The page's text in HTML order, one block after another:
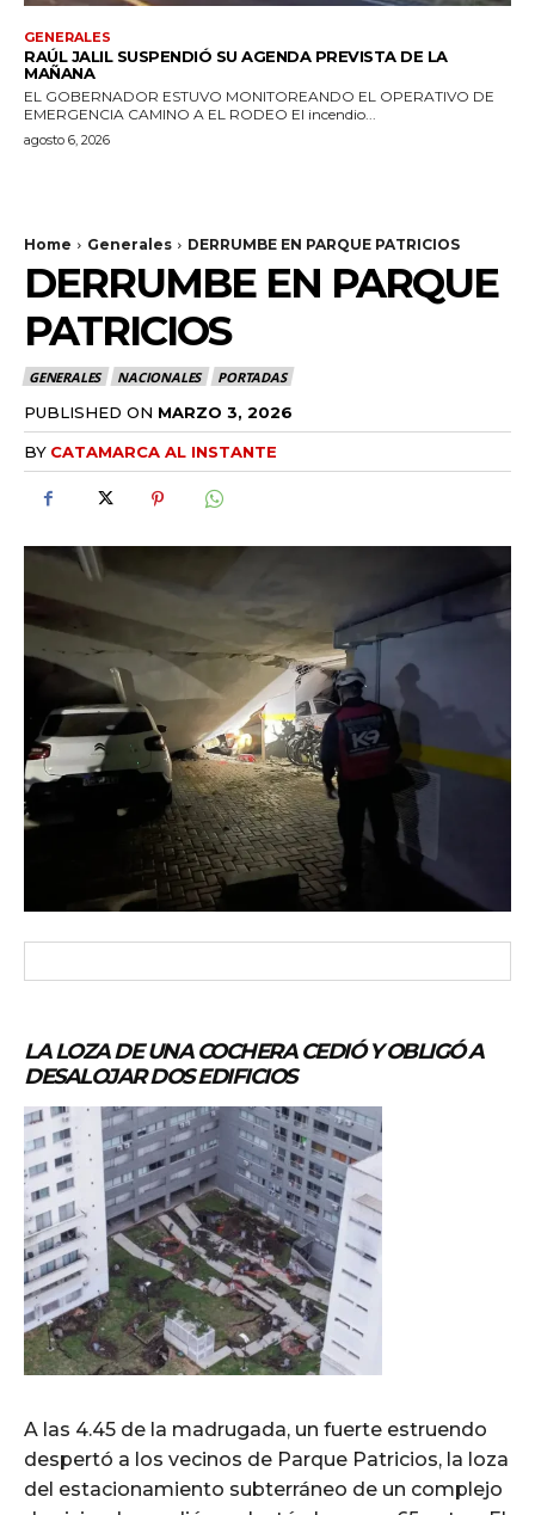
GENERALES
RAÚL JALIL SUSPENDIÓ SU AGENDA PREVISTA DE LA
MAÑANA
EL GOBERNADOR ESTUVO MONITOREANDO EL OPERATIVO DE
EMERGENCIA CAMINO A EL RODEO El incendio...
agosto 6, 2026